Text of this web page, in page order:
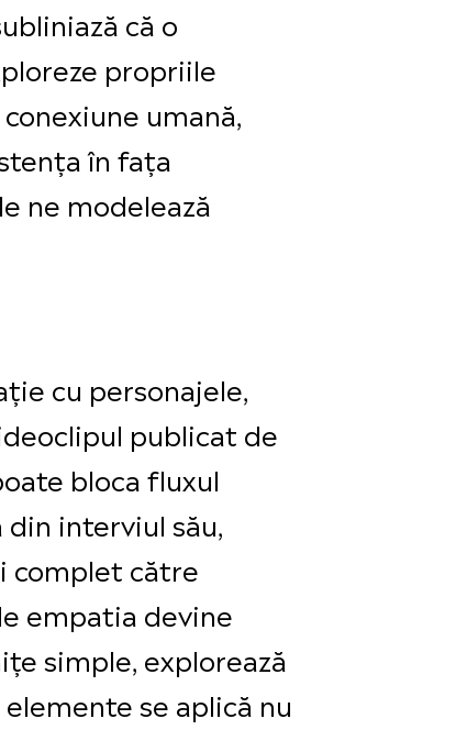
că o
propriile
umană,
în fața
ne modelează
cu personajele,
publicat de
bloca fluxul
interviul său,
complet către
empatia devine
simple, explorează
se aplică nu